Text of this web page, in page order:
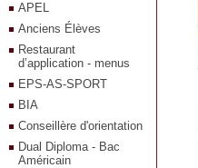
APEL
Anciens Élèves
Restaurant
d’application - menus
EPS-AS-SPORT
BIA
Conseillère d'orientation
Dual Diploma - Bac
Américain